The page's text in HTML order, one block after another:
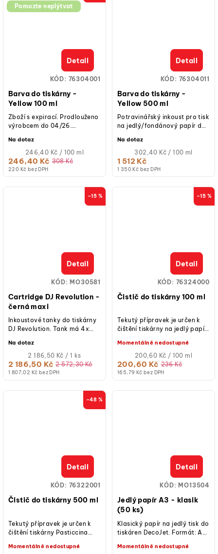
Pomozte neplýtvat
Barva do tiskárny -
Yellow 100 ml
220 Kč bez DPH
246,40 Kč 308 Kč
Měrná
cena:
246,40 Kč / 100 ml
Na dotaz
Detail
Zboží s expirací. Prodlouženo
výrobcem do 04/26.
na jedlý/fondánový papír do
tiskárny...
KÓD: 76304001
Barva do tiskárny -
Yellow 500 ml
1 350 Kč bez DPH
1 512 Kč
Měrná
cena:
302,40 Kč / 100 ml
Na dotaz
Detail
Potravinářský inkoust pro tisk
na jedlý/fondánový papír do
KÓD: 76304011
–15 %
Cartridge DJ Revolution -
černá maxi
1 807,02 Kč bez DPH
2 186,50 Kč 2 572,30 Kč
Měrná
cena:
2 186,50 Kč / 1 ks
Na dotaz
Detail
Inkoustové tanky do tiskárny
DJ Revolution. Tank má 4x
do předchozího modelu DJ
KÓD: MO30581
–15 %
Čistič do tiskárny 100 ml
165,79 Kč bez DPH
200,60 Kč 236 Kč
Měrná
cena:
200,60 Kč / 100 ml
Momentálně nedostupné
Detail
Tekutý přípravek je určen k
čištění tiskárny na jedlý papír
prostředek s vysokou...
KÓD: 76324000
–48 %
Čistič do tiskárny 500 ml
Momentálně nedostupné
Detail
Tekutý přípravek je určen k
čištění tiskárny Pasticcina
jedlé barvy). Čistící...
KÓD: 76322001
Jedlý papír A3 - klasik
(50 ks)
Momentálně nedostupné
Detail
Klasický papír na jedlý tisk do
tiskáren DecoJet. Formát: A3.
balení 50 ks. Tisknete...
KÓD: MO13504